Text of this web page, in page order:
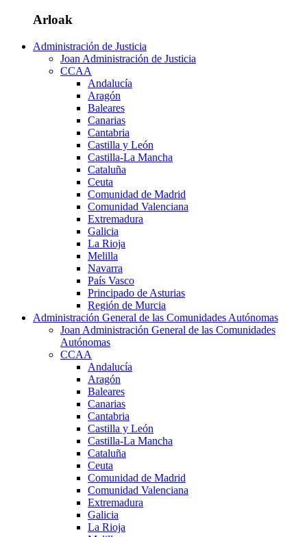
Arloak
Administración de Justicia
Joan Administración de Justicia
CCAA
Andalucía
Aragón
Baleares
Canarias
Cantabria
Castilla y León
Castilla-La Mancha
Cataluña
Ceuta
Comunidad de Madrid
Comunidad Valenciana
Extremadura
Galicia
La Rioja
Melilla
Navarra
País Vasco
Principado de Asturias
Región de Murcia
Administración General de las Comunidades Autónomas
Joan Administración General de las Comunidades
Autónomas
CCAA
Andalucía
Aragón
Baleares
Canarias
Cantabria
Castilla y León
Castilla-La Mancha
Cataluña
Ceuta
Comunidad de Madrid
Comunidad Valenciana
Extremadura
Galicia
La Rioja